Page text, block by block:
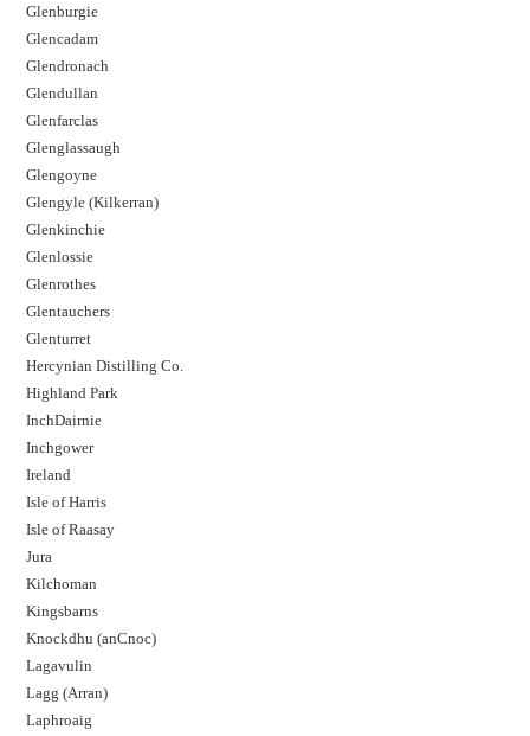
Glenburgie
Glencadam
Glendronach
Glendullan
Glenfarclas
Glenglassaugh
Glengoyne
Glengyle (Kilkerran)
Glenkinchie
Glenlossie
Glenrothes
Glentauchers
Glenturret
Hercynian Distilling Co.
Highland Park
InchDairnie
Inchgower
Ireland
Isle of Harris
Isle of Raasay
Jura
Kilchoman
Kingsbarns
Knockdhu (anCnoc)
Lagavulin
Lagg (Arran)
Laphroaig